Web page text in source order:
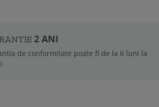
2 ANI
de conformitate poate fi de la 6 luni la